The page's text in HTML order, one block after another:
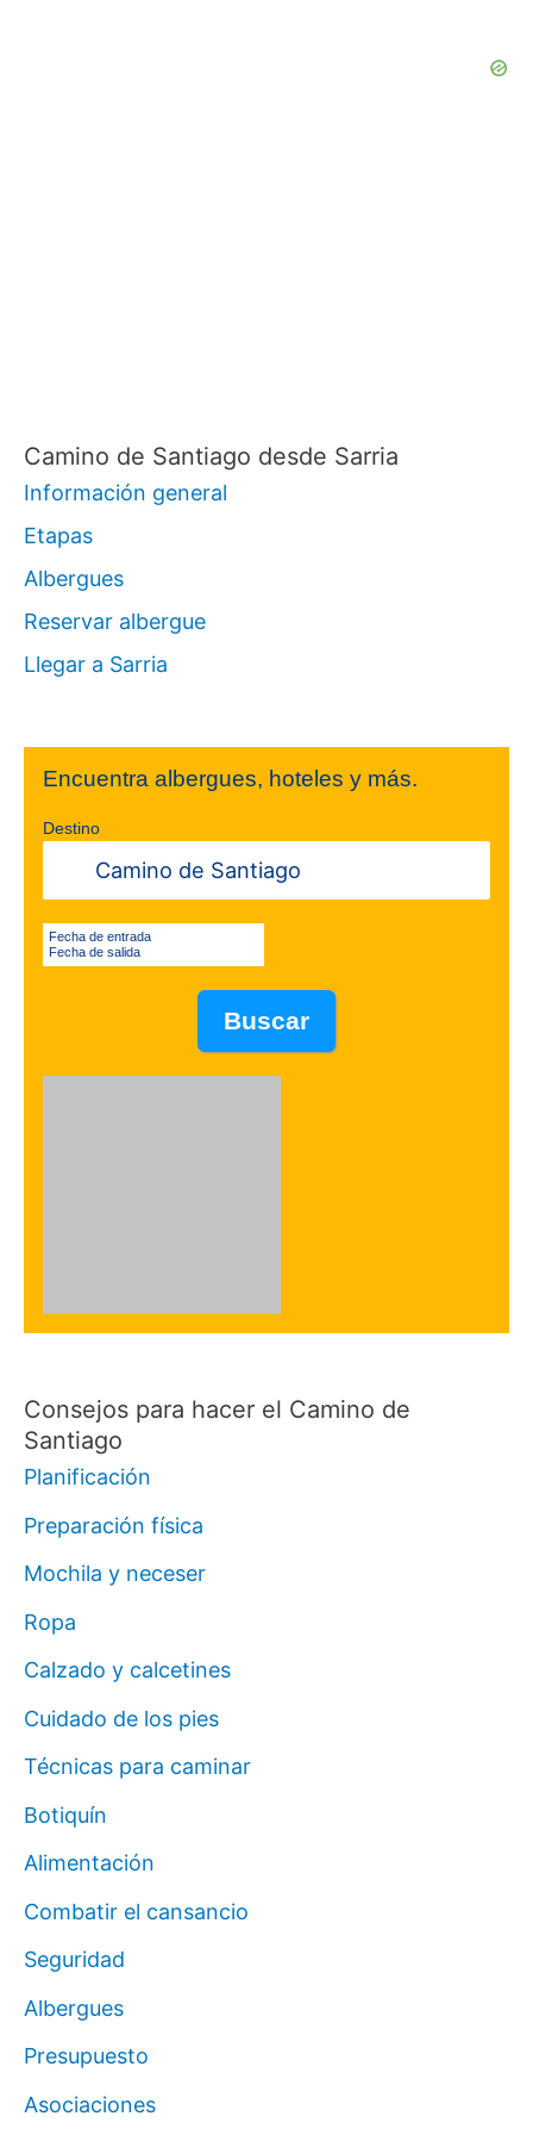
Camino de Santiago desde Sarria
Información general
Etapas
Albergues
Reservar albergue
Llegar a Sarria
Encuentra albergues, hoteles y más.
Destino
Fecha de entrada
Fecha de salida
Consejos para hacer el Camino de
Santiago
Planificación
Preparación física
Mochila y neceser
Ropa
Calzado y calcetines
Cuidado de los pies
Técnicas para caminar
Botiquín
Alimentación
Combatir el cansancio
Seguridad
Albergues
Presupuesto
Asociaciones